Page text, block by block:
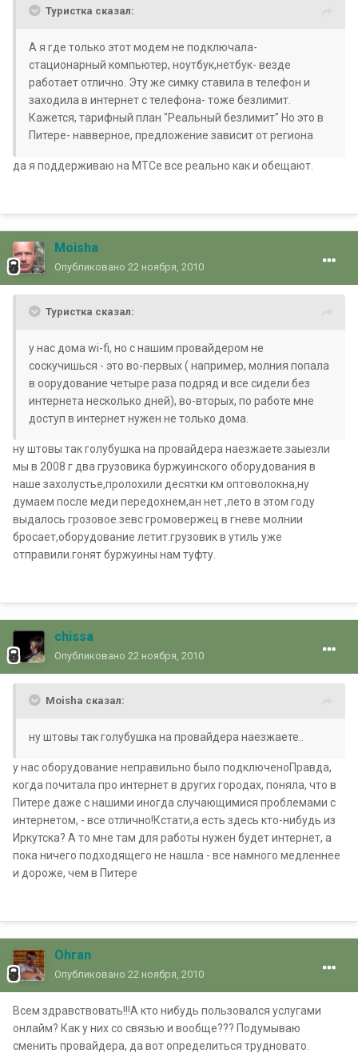
Туристка сказал:
А я где только этот модем не подключала-
стационарный компьютер, ноутбук,нетбук- везде
работает отлично. Эту же симку ставила в телефон и
заходила в интернет с телефона- тоже безлимит.
Кажется, тарифный план "Реальный безлимит" Но это в
Питере- навверное, предложение зависит от региона
да я поддерживаю на МТСе все реально как и обещают.
Moisha
Опубликовано 22 ноября, 2010
Туристка сказал:
у нас дома wi-fi, но с нашим провайдером не
соскучишься - это во-первых ( например, молния попала
в оорудование четыре раза подряд и все сидели без
интернета несколько дней), во-вторых, по работе мне
доступ в интернет нужен не только дома.
ну штовы так голубушка на провайдера наезжаете.заыезли
мы в 2008 г два грузовика буржуинского оборудования в
наше захолустье,пролохили десятки км оптоволокна,ну
думаем после меди передохнем,ан нет ,лето в этом году
выдалось грозовое.зевс громовержец в гневе молнии
бросает,оборудование летит.грузовик в утиль уже
отправили.гонят буржуины нам туфту.
chissa
Опубликовано 22 ноября, 2010
Moisha сказал:
ну штовы так голубушка на провайдера наезжаете..
у нас оборудование неправильно было подключеноПравда,
когда почитала про интернет в других городах, поняла, что в
Питере даже с нашими иногда случающимися проблемами с
интернетом, - все отлично!Кстати,а есть здесь кто-нибудь из
Иркутска? А то мне там для работы нужен будет интернет, а
пока ничего подходящего не нашла - все намного медленнее
и дороже, чем в Питере
Ohran
Опубликовано 22 ноября, 2010
Всем здравствовать!!!А кто нибудь пользовался услугами
онлайм? Как у них со связью и вообще??? Подумываю
сменить провайдера, да вот определиться трудновато.